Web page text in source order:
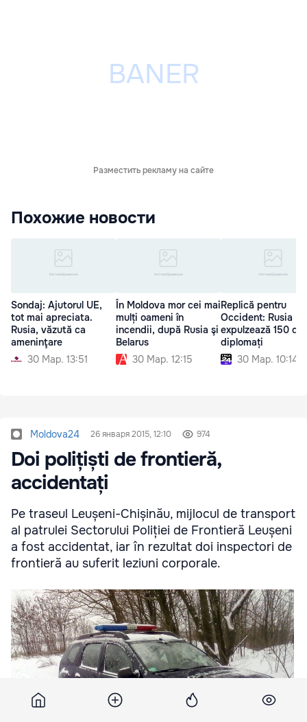
Разместить рекламу на сайте
Похожие новости
Sondaj: Ajutorul UE,
tot mai apreciata.
Rusia, văzută ca
ameninţare
30 Мар. 13:51
În Moldova mor cei mai
mulți oameni în
incendii, după Rusia şi
Belarus
30 Мар. 12:15
Replică pentru
Occident: Rusia
expulzează 150 de
diplomați
30 Мар. 10:14
Moldova24 26 января 2015, 12:10 974
Doi polițiști de frontieră,
accidentați
Pe traseul Leușeni-Chișinău, mijlocul de transport
al patrulei Sectorului Poliției de Frontieră Leușeni
a fost accidentat, iar în rezultat doi inspectori de
frontieră au suferit leziuni corporale.